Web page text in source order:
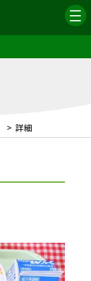
> 詳細